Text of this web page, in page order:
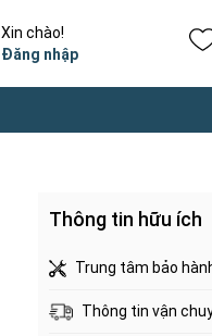
Xin chào!
Đăng nhập
Thông tin hữu ích
Trung tâm bảo
Thông tin vận